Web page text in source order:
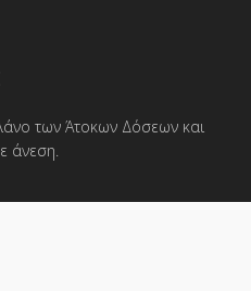
των Άτοκων Δόσεων και
άνεση.